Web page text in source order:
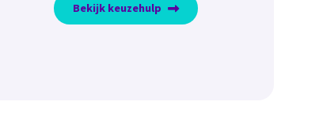
Bekijk keuzehulp